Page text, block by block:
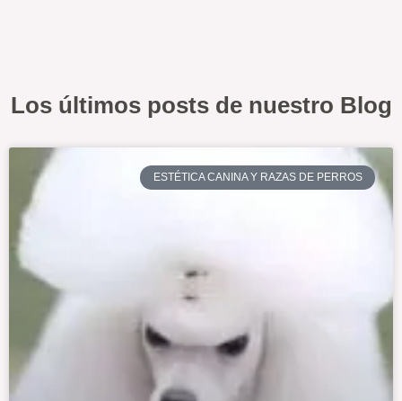
Los últimos posts de nuestro Blog
ESTÉTICA CANINA Y RAZAS DE PERROS